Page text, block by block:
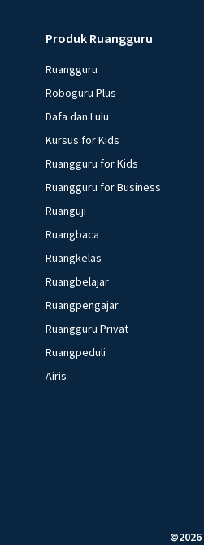
Produk Ruangguru
Ruangguru
Roboguru Plus
Dafa dan Lulu
Kursus for Kids
Ruangguru for Kids
Ruangguru for Business
Ruanguji
Ruangbaca
Ruangkelas
Ruangbelajar
Ruangpengajar
Ruangguru Privat
Ruangpeduli
Airis
©2026